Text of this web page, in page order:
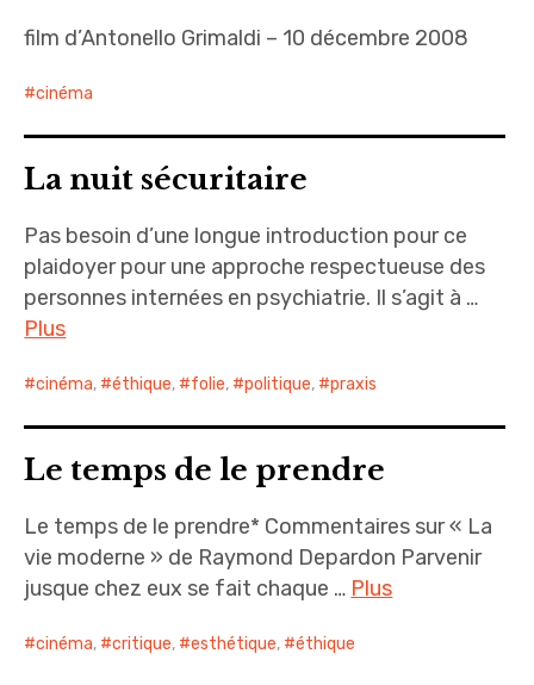
film d’Antonello Grimaldi – 10 décembre 2008
cinéma
La nuit sécuritaire
Pas besoin d’une longue introduction pour ce
plaidoyer pour une approche respectueuse des
personnes internées en psychiatrie. Il s’agit à …
Plus
cinéma, éthique, folie, politique, praxis
Le temps de le prendre
Le temps de le prendre* Commentaires sur « La
vie moderne » de Raymond Depardon Parvenir
jusque chez eux se fait chaque … Plus
cinéma, critique, esthétique, éthique